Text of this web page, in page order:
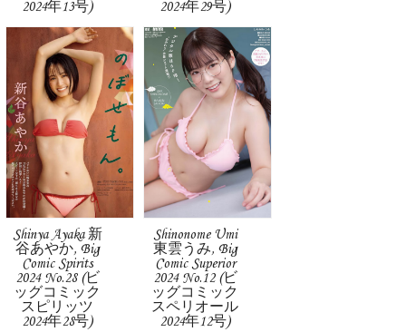
2024年13号)
2024年29号)
Shinya Ayaka 新
谷あやか, Big
Comic Spirits
2024 No.28 (ビ
ッグコミック
スピリッツ
2024年28号)
Shinonome Umi
東雲うみ, Big
Comic Superior
2024 No.12 (ビ
ッグコミック
スペリオール
2024年12号)